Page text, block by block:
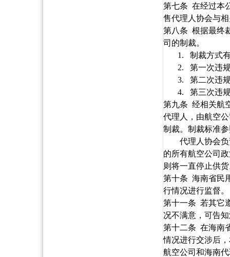
第七条 在经过本
售代理人协会与
第八条 根据最终
司的制裁。
1.
制裁方式
2.
第一次违
3.
第二次违
4.
第三次违
第九条 经相关航
代理人，由航空
制裁。制裁标准
代理人协会
的所有航空公司
则将一直停止供
第十条 海南省民
行情况进行监督。
第十一条 若其它
况不满意，可告
第十二条 在海南
情况进行交涉后
航空公司和海南